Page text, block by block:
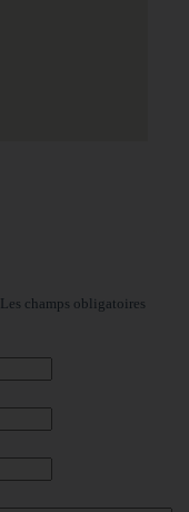
Les champs obligatoires